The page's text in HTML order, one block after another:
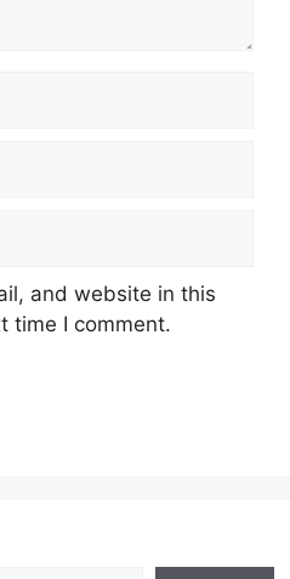
and website in this
time I comment.